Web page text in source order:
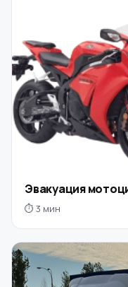
Эвакуация
⏱ 3 мин